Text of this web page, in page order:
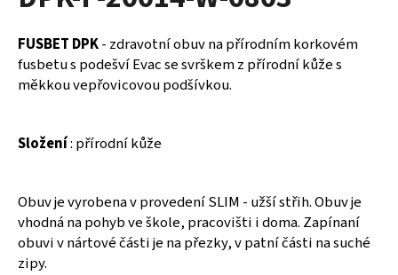
z
5
hvězdiček.
FUSBET DPK- zdravotní obuv na přírodním korkovém
fusbetu s podešví Evac se svrškem z přírodní kůže s
měkkou vepřovicovou podšívkou.
Složení: přírodní kůže
Obuv je vyrobena v provedení SLIM - užší střih. Obuv je
vhodná na pohyb ve škole, pracovišti i doma. Zapínaní
obuvi v nártové části je na přezky, v patní části na suché
zipy.
j
í
t
HLEDAT